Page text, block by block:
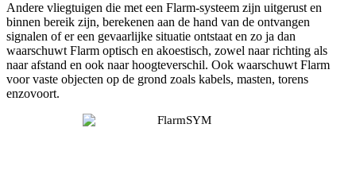
Andere vliegtuigen die met een Flarm-systeem zijn uitgerust en
binnen bereik zijn, berekenen aan de hand van de ontvangen
signalen of er een gevaarlijke situatie ontstaat en zo ja dan
waarschuwt Flarm optisch en akoestisch, zowel naar richting als
naar afstand en ook naar hoogteverschil. Ook waarschuwt Flarm
voor vaste objecten op de grond zoals kabels, masten, torens
enzovoort.